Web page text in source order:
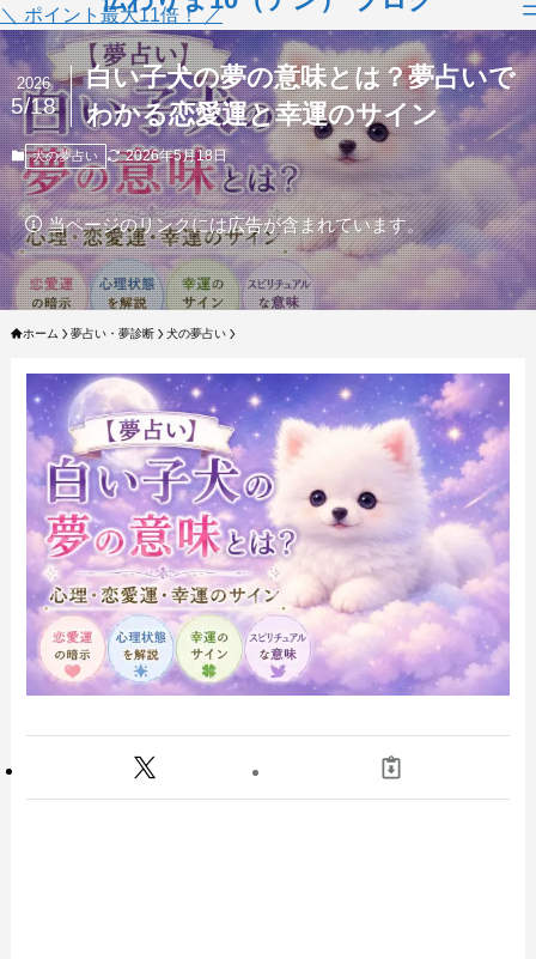
＼ ポイント最大11倍！ ／
白い子犬の夢の意味とは？夢占いで
わかる恋愛運と幸運のサイン
2026
5/18
犬の夢占い 2026年5月18日
当ページのリンクには広告が含まれています。
ホーム 夢占い・夢診断 犬の夢占い